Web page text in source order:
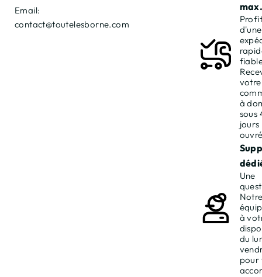
Email:
contact@toutelesborne.com
d'une
votre
à
sous
jours
Une
à
du
pour